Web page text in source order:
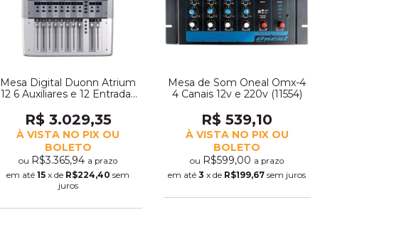
Mesa Digital Duonn Atrium
12 6 Auxiliares e 12 Entradas
R$ 3.029,35
À VISTA NO PIX OU
BOLETO
ou R$3.365,94 a prazo
em até15 x de R$224,40 sem
juros
Mesa de Som Oneal Omx-4
4 Canais 12v e 220v (11554)
R$ 539,10
À VISTA NO PIX OU
BOLETO
ou R$599,00 a prazo
em até3 x de R$199,67 sem juros